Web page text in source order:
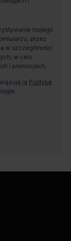
mojego
przez
w szczególności
w celu
i promocjach.
ją Politykę